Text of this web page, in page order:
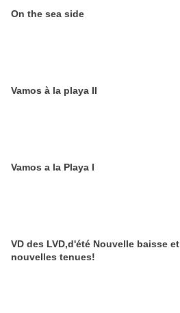
On the sea side
Vamos à la playa II
Vamos a la Playa I
VD des LVD,d'été Nouvelle baisse et
nouvelles tenues!